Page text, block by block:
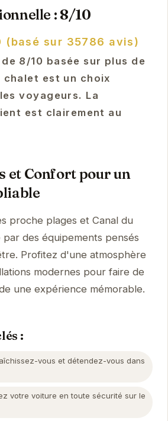
: 8/10
(basé sur 35786 avis)
8/10 basée sur plus de
chalet est un choix
voyageurs. La
est clairement au
et Confort pour un
proche plages et Canal du
par des équipements pensés
Profitez d'une atmosphère
modernes pour faire de
une expérience mémorable.
:
vous et détendez-vous dans
votre voiture en toute sécurité sur le